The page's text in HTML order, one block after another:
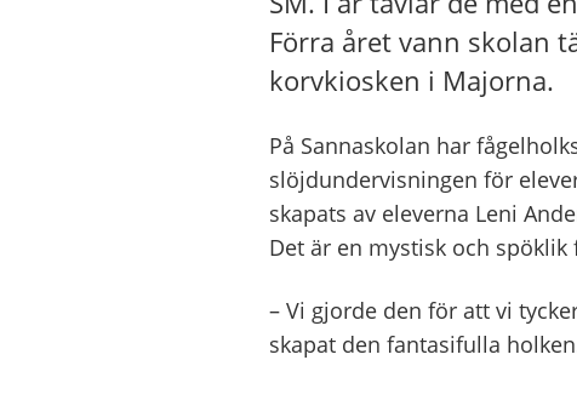
Förra året vann skolan
korvkiosken i Majorna.
På Sannaskolan har
slöjdundervisningen för
skapats av eleverna Leni
Det är en mystisk och
– Vi gjorde den för att vi
skapat den fantasifulla